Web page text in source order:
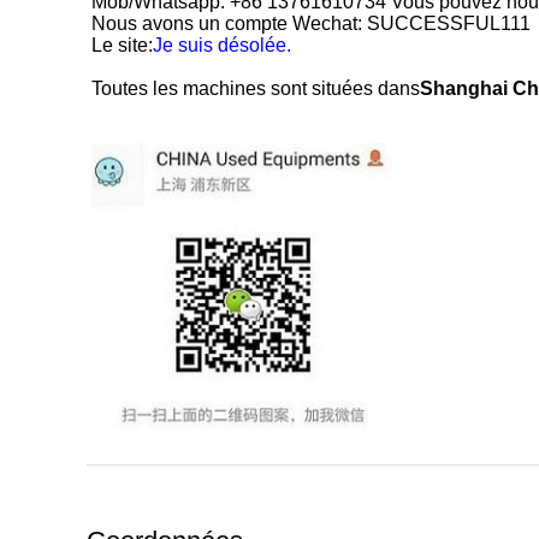
Nous avons un compte Wechat: SUCCESSFUL111
Le site:Je suis désolée.
Toutes les machines sont situées dansShanghai